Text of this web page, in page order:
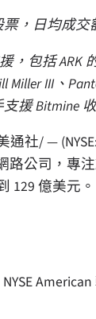
，日均成交
，包括 ARK
Miller III、
支援 Bitmine
通社/ —
路公司，專
129 億美元。